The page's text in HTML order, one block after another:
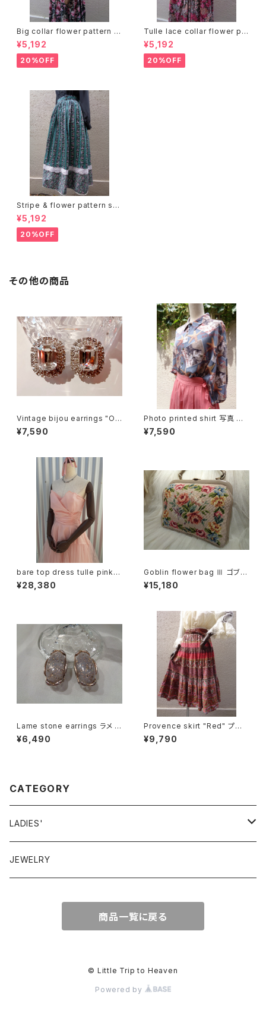
Big collar flower pattern dr
ess ビッグカラー 花柄 ワンピ
ース
¥5,192
20%OFF
Tulle lace collar flower pat
tern dress チュールレースカラ
ー 花柄 ワンピース
¥5,192
20%OFF
Stripe & flower pattern ski
rt ストライプ 花柄 スカート
¥5,192
20%OFF
その他の商品
Vintage bijou earrings "Ov
al shape" ビジュー オーバル
型 イヤリング
¥7,590
Photo printed shirt 写真 プ
リント 半袖 シャツ
¥7,590
bare top dress tulle pink/
ベアトップワンピース ピンク
¥28,380
Goblin flower bag Ⅲ ゴブラ
ン 花柄 バッグ Ⅲ
¥15,180
Lame stone earrings ラメ ス
トーンモチーフ イヤリング
¥6,490
Provence skirt "Red" プロ
ヴァンス スカート "レッド"
¥9,790
CATEGORY
LADIES'
VINTAGE
JEWELRY
商品一覧に戻る
© Little Trip to Heaven
Powered by